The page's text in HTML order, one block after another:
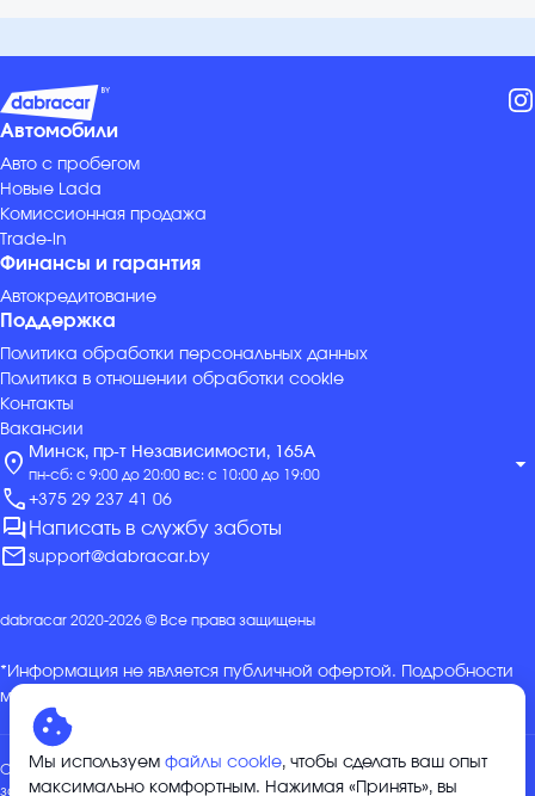
Мы используем файлы cookie, чтобы сделать ваш опыт
максимально комфортным. Нажимая «Принять», вы
Автомобили
Авто с пробегом
Новые Lada
Комиссионная продажа
Trade-in
Финансы и гарантия
Автокредитование
Поддержка
Политика обработки персональных данных
Политика в отношении обработки cookie
Контакты
Вакансии
location_on Минск, пр-т Независимости, 165А
пн-сб: с 9:00 до 20:00 вс: с 10:00 до 19:00
arrow_drop_down
call +375 29 237 41 06
forum Написать в службу заботы
mail support@dabracar.by
dabracar 2020-2026 © Все права защищены
*Информация не является публичной офертой. Подробности
можно уточнить в отделе продаж.
Общество с ограниченной ответственностью «ДабракарГрупп»,
зарегистрировано 04.01.2024 Минским горисполкомом в ЕГР за №